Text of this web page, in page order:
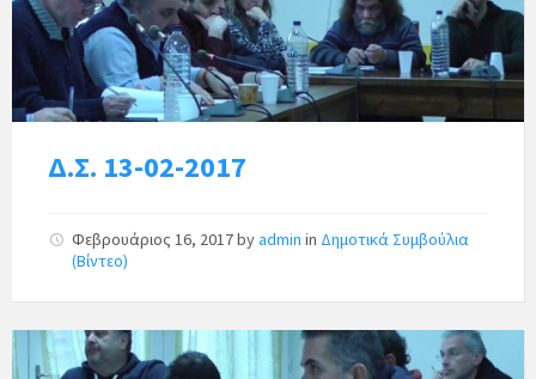
Δ.Σ. 13-02-2017
Φεβρουάριος 16, 2017byadmin in Δημοτικά Συμβούλια
(Βίντεο)